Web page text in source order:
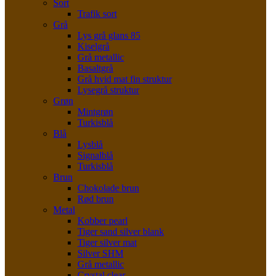
Sort
Trafik sort
Grå
Lys grå glans 85
Kiselgrå
Grå metallic
Basaltgrå
Grå hvid mat fin struktur
Lysegrå struktur
Grøn
Mintgrøn
Turkisblå
Blå
Lysblå
Signalblå
Turkisblå
Brun
Chokolade brun
Rød brun
Metal
Kobber pearl
Tiger sand silver blank
Tiger silver mat
Silver SHM
Grå metallic